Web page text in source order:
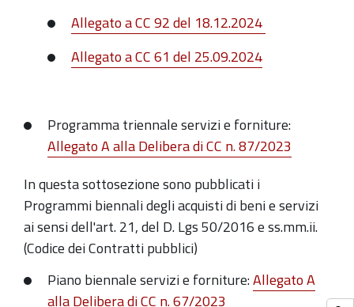
Allegato a CC 92 del 18.12.2024
Allegato a CC 61 del 25.09.2024
Programma triennale servizi e forniture:
Allegato A alla Delibera di CC n. 87/2023
In questa sottosezione sono pubblicati i
Programmi biennali degli acquisti di beni e servizi
ai sensi dell'art. 21, del D. Lgs 50/2016 e ss.mm.ii.
(Codice dei Contratti pubblici)
Piano biennale servizi e forniture:Allegato A
alla Delibera di CC n.67/2023